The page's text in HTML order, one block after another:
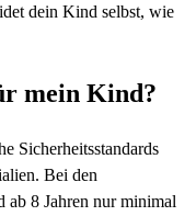
dein Kind selbst, wie
mein Kind?
Sicherheitsstandards
Bei den
ab 8 Jahren nur minimal